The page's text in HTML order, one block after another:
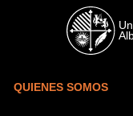
Skip to main content
QUIENES SOMOS